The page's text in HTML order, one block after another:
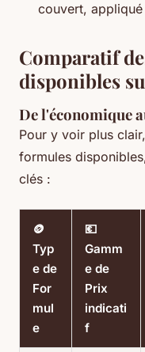
couvert,
Comparatif
disponibles
De l'économique
Pour y voir plus
formules
clés :
🪙
Typ
e de
For
mul
e
💶
Gamm
e de
Prix
indicati
f